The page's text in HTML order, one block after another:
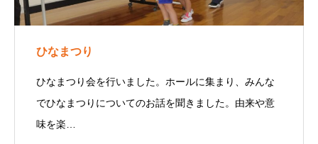
ひなまつり
ひなまつり会を行いました。ホールに集まり、みんな
でひなまつりについてのお話を聞きました。由来や意
味を楽…